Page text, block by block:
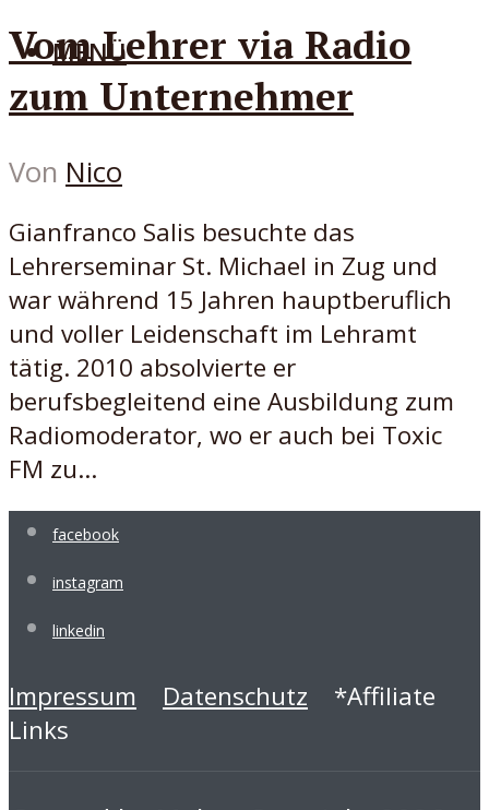
MENÜ
Vom Lehrer via Radio
zum Unternehmer
Von Nico
Gianfranco Salis besuchte das
Lehrerseminar St. Michael in Zug und
war während 15 Jahren hauptberuflich
und voller Leidenschaft im Lehramt
tätig. 2010 absolvierte er
berufsbegleitend eine Ausbildung zum
Radiomoderator, wo er auch bei Toxic
FM zu...
facebook
instagram
linkedin
Impressum Datenschutz *Affiliate
Links